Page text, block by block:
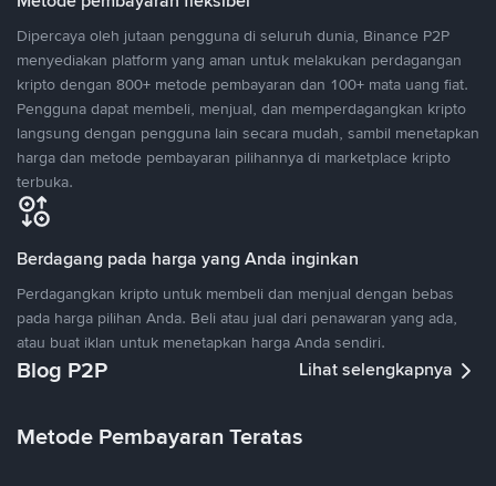
Dipercaya oleh jutaan pengguna di seluruh dunia, Binance P2P
menyediakan platform yang aman untuk melakukan perdagangan
kripto dengan 800+ metode pembayaran dan 100+ mata uang fiat.
Pengguna dapat membeli, menjual, dan memperdagangkan kripto
langsung dengan pengguna lain secara mudah, sambil menetapkan
harga dan metode pembayaran pilihannya di marketplace kripto
terbuka.
Berdagang pada harga yang Anda inginkan
Perdagangkan kripto untuk membeli dan menjual dengan bebas
pada harga pilihan Anda. Beli atau jual dari penawaran yang ada,
atau buat iklan untuk menetapkan harga Anda sendiri.
Blog P2P Lihat selengkapnya
Metode Pembayaran Teratas